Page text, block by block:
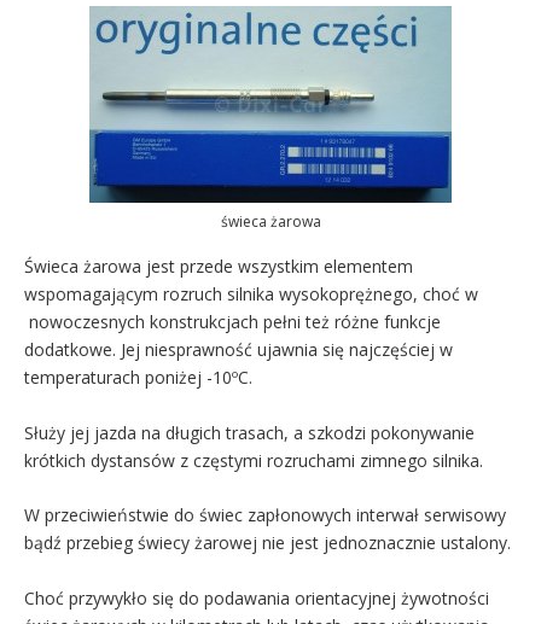
świeca żarowa
Świeca żarowa jest przede wszystkim elementem
wspomagającym rozruch silnika wysokoprężnego, choć w
nowoczesnych konstrukcjach pełni też różne funkcje
dodatkowe. Jej niesprawność ujawnia się najczęściej w
temperaturach poniżej -10ºC.
Służy jej jazda na długich trasach, a szkodzi pokonywanie
krótkich dystansów z częstymi rozruchami zimnego silnika.
W przeciwieństwie do świec zapłonowych interwał serwisowy
bądź przebieg świecy żarowej nie jest jednoznacznie ustalony.
Choć przywykło się do podawania orientacyjnej żywotności